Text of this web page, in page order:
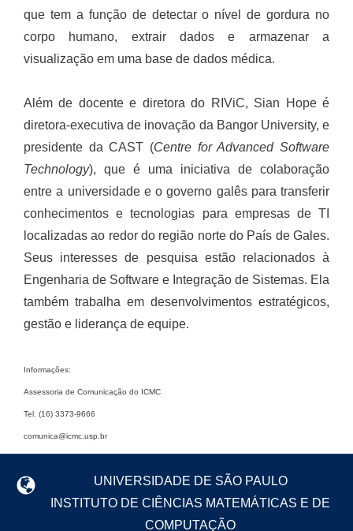
que tem a função de detectar o nível de gordura no
corpo humano, extrair dados e armazenar a
visualização em uma base de dados médica.
Além de docente e diretora do RIViC, Sian Hope é
diretora-executiva de inovação da Bangor University, e
presidente da CAST (Centre for Advanced Software
Technology), que é uma iniciativa de colaboração
entre a universidade e o governo galês para transferir
conhecimentos e tecnologias para empresas de TI
localizadas ao redor do região norte do País de Gales.
Seus interesses de pesquisa estão relacionados à
Engenharia de Software e Integração de Sistemas. Ela
também trabalha em desenvolvimentos estratégicos,
gestão e liderança de equipe.
Informações:
Assessoria de Comunicação do ICMC
Tel. (16) 3373-9666
comunica@icmc.usp.br
UNIVERSIDADE DE SÃO PAULO
INSTITUTO DE CIÊNCIAS MATEMÁTICAS E DE
COMPUTAÇÃO